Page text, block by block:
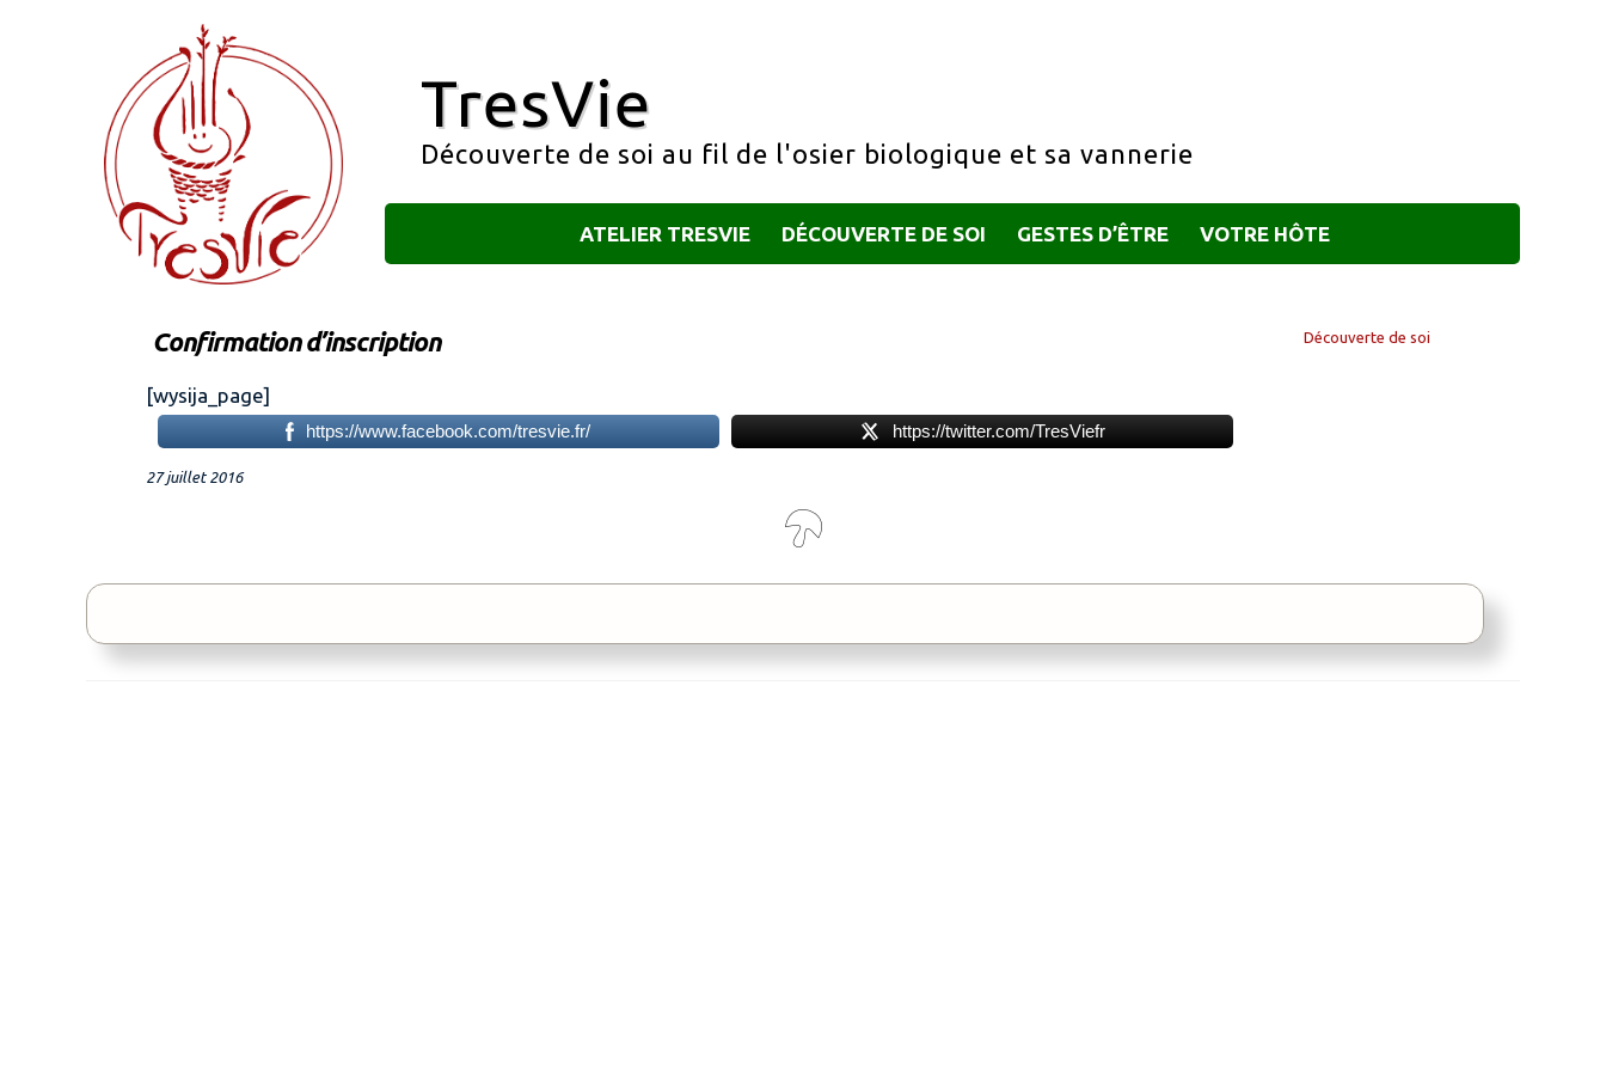
TresVie
Découverte de soi au fil de l'osier biologique et sa vannerie
ATELIER TRESVIE DÉCOUVERTE DE SOI GESTES D’ÊTRE VOTRE HÔTE
Découverte de soi
Confirmation d’inscription
[wysija_page]
https://www.facebook.com/tresvie.fr/ https://twitter.com/TresViefr
27 juillet 2016